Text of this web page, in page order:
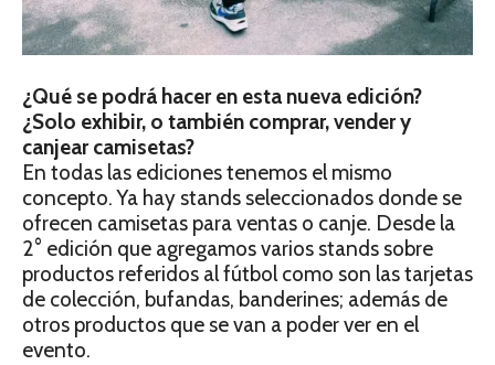
¿Qué se podrá hacer en esta nueva edición?
¿Solo exhibir, o también comprar, vender y
canjear camisetas?
En todas las ediciones tenemos el mismo
concepto. Ya hay stands seleccionados donde se
ofrecen camisetas para ventas o canje. Desde la
2° edición que agregamos varios stands sobre
productos referidos al fútbol como son las tarjetas
de colección, bufandas, banderines; además de
otros productos que se van a poder ver en el
evento.